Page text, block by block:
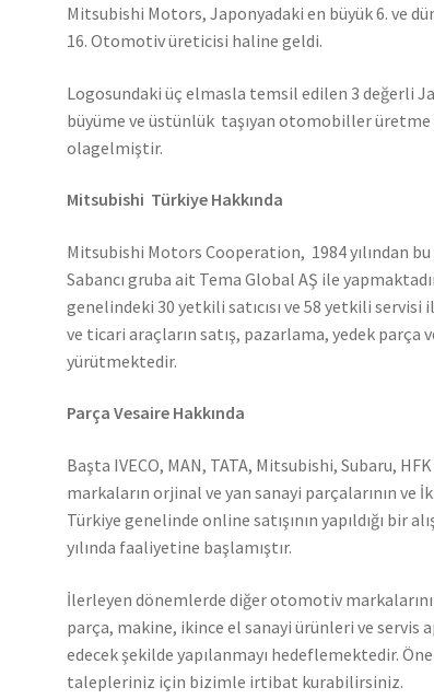
Mitsubishi Motors, Japonyadaki en büyük 6. ve
16. Otomotiv üreticisi haline geldi.
Logosundaki üç elmasla temsil edilen 3 değerli
büyüme ve üstünlük taşıyan otomobiller üretme
olagelmiştir.
Mitsubishi Türkiye Hakkında
Mitsubishi Motors Cooperation, 1984 yılından bu
Sabancı gruba ait Tema Global AŞ ile
genelindeki 30 yetkili satıcısı ve 58 yetkili
ve ticari araçların satış, pazarlama, yedek parça
yürütmektedir.
Parça Vesaire Hakkında
Başta IVECO, MAN, TATA, Mitsubishi, Subaru,
markaların orjinal ve yan sanayi parçalarının ve
Türkiye genelinde online satışının yapıldığı bir
yılında faaliyetine başlamıştır.
İlerleyen dönemlerde diğer otomotiv markalarını
parça, makine, ikince el sanayi ürünleri ve servis
edecek şekilde yapılanmayı hedeflemektedir.
talepleriniz için bizimle irtibat kurabilirsiniz.